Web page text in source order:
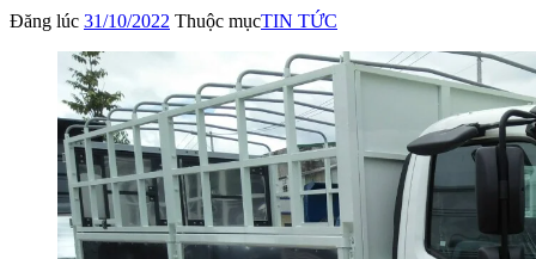
Đăng lúc 31/10/2022 Thuộc mụcTIN TỨC